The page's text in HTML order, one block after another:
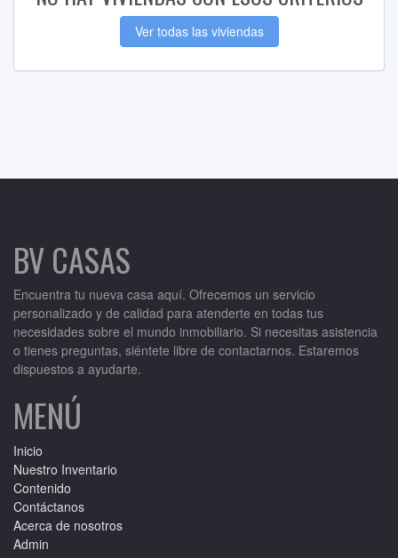
Ver todas las viviendas
BV CASAS
Encuentra tu nueva casa aquí. Ofrecemos un servicio
personalizado y de calidad para atenderte en todas tus
necesidades sobre el mundo inmobiliario. Si necesitas asistencia
o tienes preguntas, siéntete libre de contactarnos. Estaremos
dispuestos a ayudarte.
MENÚ
Inicio
Nuestro Inventario
Contenido
Contáctanos
Acerca de nosotros
Admin